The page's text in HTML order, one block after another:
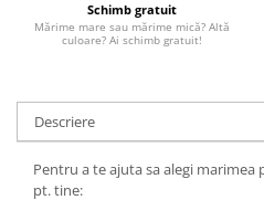
Schimb gratuit
Mărime mare sau mărime mică? Altă
culoare? Ai schimb gratuit!
Descriere
Pentru a te ajuta sa alegi
pt. tine: